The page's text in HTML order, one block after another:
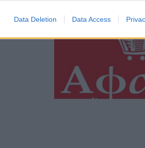
Data Deletion Data Access